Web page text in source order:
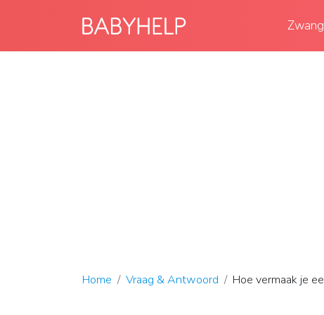
Home Vraag & Antwoord Hoe vermaak je